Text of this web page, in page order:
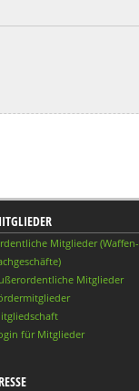
Mitglieder (Waffen-
Mitglieder
für Mitglieder